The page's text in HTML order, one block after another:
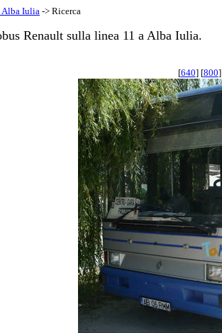
Alba Iulia-> Ricerca
Renault sulla linea 11 a Alba Iulia.
[640] [800